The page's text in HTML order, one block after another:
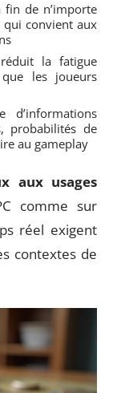
de n’importe
convient aux
réduit la fatigue
les joueurs
d’informations
probabilités de
au gameplay
aux usages
comme sur
réel exigent
contextes de